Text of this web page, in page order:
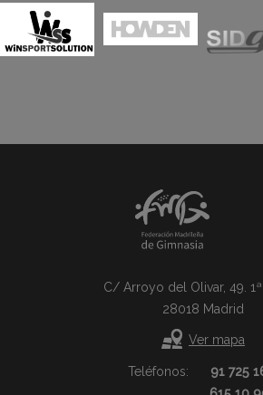
C/ Arroyo del Olivar, 49. 1ª
28018 Madrid
Ver mapa
Teléfonos:
91 725